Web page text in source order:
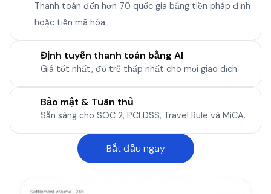
Thanh toán đến hơn 70 quốc gia bằng tiền pháp định
hoặc tiền mã hóa.
Định tuyến thanh toán bằng AI
Giá tốt nhất, độ trễ thấp nhất cho mọi giao dịch.
Bảo mật & Tuân thủ
Sẵn sàng cho SOC 2, PCI DSS, Travel Rule và MiCA.
Bắt đầu ngay